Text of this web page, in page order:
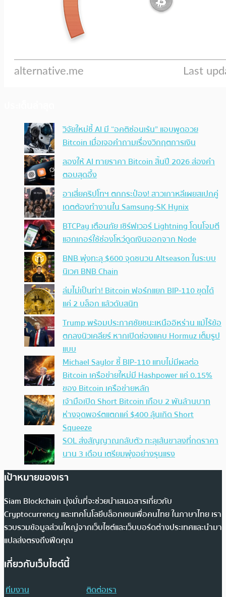
วิจัยใหม่ชี้ AI มี “อคติซ่อนเร้น” แอบพูดอวย
Bitcoin เมื่อเจอคำถามเรื่องวิกฤตการเงิน
ลองให้ AI ทายราคา Bitcoin สิ้นปี 2026 ส่องคำ
ตอบสุดอึ้ง
อาเสี่ยคริปโทฯ ตกกระป๋อง! สาวเกาหลีเผยสเปกคู่
เดตต้องทำงานใน Samsung-SK Hynix
BTCPay เตือนภัย เซิร์ฟเวอร์ Lightning โดนโจมตี
แฮกเกอร์ใช้ช่องโหว่ดูดเงินออกจาก Node
BNB พุ่งทะลุ $600 จุดชนวน Altseason ในระบบ
นิเวศ BNB Chain
ล่มไม่เป็นท่า! Bitcoin ฟอร์กแยก BIP-110 ขุดได้
แค่ 2 บล็อก แล้วดับสนิท
Trump พร้อมประกาศชัยชนะเหนืออิหร่าน แม้ไร้ข้อ
ตกลงนิวเคลียร์ หากเปิดช่องแคบ Hormuz เต็มรูป
แบบ
Michael Saylor ชี้ BIP-110 แทบไม่มีผลต่อ
Bitcoin เครือข่ายใหม่มี Hashpower แค่ 0.15%
ของ Bitcoin เครือข่ายหลัก
เจ้ามือเปิด Short Bitcoin เกือบ 2 พันล้านบาท
ห่างจุดพอร์ตแตกแค่ $400 ลุ้นเกิด Short
Squeeze
SOL ส่งสัญญาณกลับตัว ทะลุเส้นขาลงที่กดราคา
นาน 3 เดือน เตรียมพุ่งอย่างรุนแรง
เป้าหมายของเรา
Siam Blockchain มุ่งมั่นที่จะช่วยนำเสนอสารเกี่ยวกับ
Cryptocurrency และเทคโนโลยีบล็อกเชนเพื่อคนไทย ในภาษาไทย เรา
รวบรวมข้อมูลส่วนใหญ่จากเว็บไซต์และเว็บบอร์ดต่างประเทศและนำมา
แปลส่งตรงถึงฟีดคุณ
เกี่ยวกับเว็บไซต์นี้
ทีมงาน
ติดต่อเรา